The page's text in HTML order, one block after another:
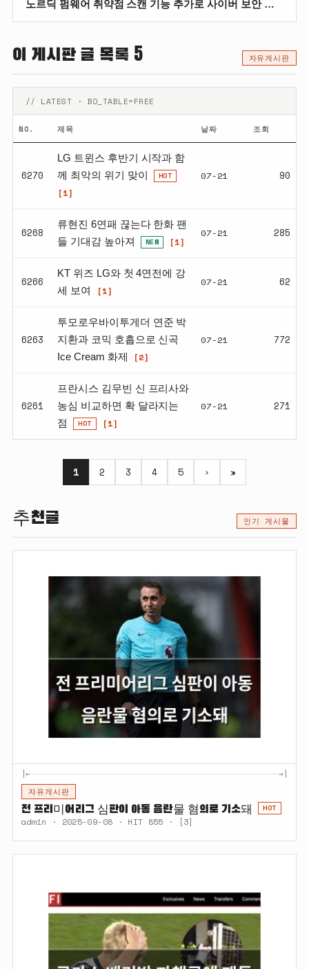
노르딕 펌웨어 취약점 스캔 기능 추가로 사이버 보안 대응 역량 강화
이 게시판 글 목록 5 자유게시판
// LATEST · BO_TABLE=FREE
NO. 제목 날짜 조회
6270
LG 트윈스 후반기 시작과 함
께 최악의 위기 맞이
HOT
[1]
07-21 90
6268
류현진 6연패 끊는다 한화 팬
들 기대감 높아져
NEW [1]
07-21 285
6266
KT 위즈 LG와 첫 4연전에 강
세 보여
[1]
07-21 62
6263
투모로우바이투게더 연준 박
지환과 코믹 호흡으로 신곡
Ice Cream 화제
[2]
07-21 772
6261
프란시스 김무빈 신 프리사와
농심 비교하면 확 달라지는
점
HOT [1]
07-21 271
1 2 3 4 5 › »
추천글 인기 게시물
|← →|
자유게시판
전 프리미어리그 심판이 아동 음란물 혐의로 기소돼 HOT
admin · 2025-09-08 · HIT 855 · [3]